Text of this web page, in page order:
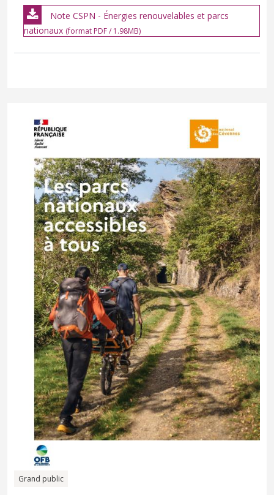
Note CSPN - Énergies renouvelables et parcs
nationaux (format PDF / 1.98MB)
Grand public